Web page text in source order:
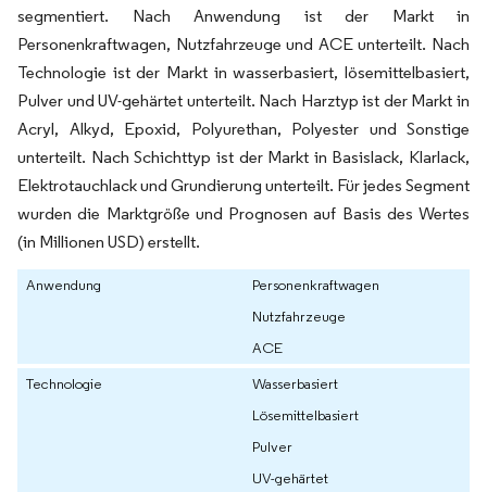
segmentiert. Nach Anwendung ist der Markt in
Personenkraftwagen, Nutzfahrzeuge und ACE unterteilt. Nach
Technologie ist der Markt in wasserbasiert, lösemittelbasiert,
Pulver und UV-gehärtet unterteilt. Nach Harztyp ist der Markt in
Acryl, Alkyd, Epoxid, Polyurethan, Polyester und Sonstige
unterteilt. Nach Schichttyp ist der Markt in Basislack, Klarlack,
Elektrotauchlack und Grundierung unterteilt. Für jedes Segment
wurden die Marktgröße und Prognosen auf Basis des Wertes
(in Millionen USD) erstellt.
Anwendung
Personenkraftwagen
Nutzfahrzeuge
ACE
Technologie
Wasserbasiert
Lösemittelbasiert
Pulver
UV-gehärtet